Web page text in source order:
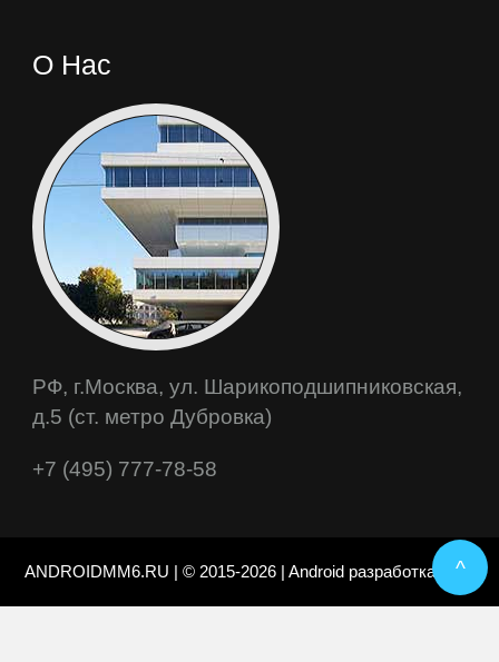
О Нас
РФ, г.Москва, ул. Шарикоподшипниковская,
д.5 (ст. метро Дубровка)
+7 (495) 777-78-58
ANDROIDMM6.RU | © 2015-2026 | Android разработка ^